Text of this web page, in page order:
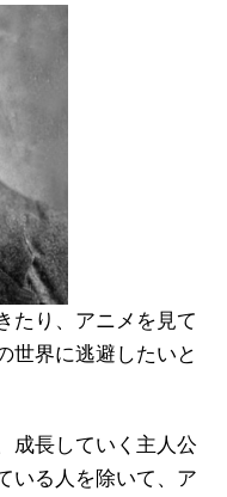
たり、アニメを見て
世界に逃避したいと
成長していく主人公
いる人を除いて、ア